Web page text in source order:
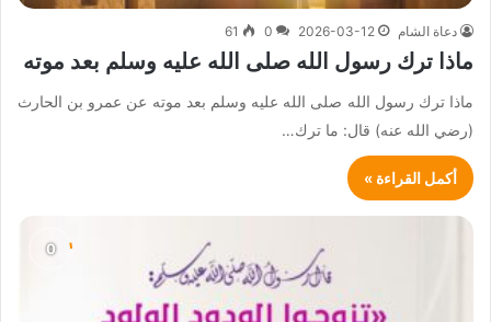
دعاة الشام 2026-03-12
0
61
ماذا ترك رسول الله صلى الله عليه وسلم بعد موته
ماذا ترك رسول الله صلى الله عليه وسلم بعد موته عن عمرو بن الحارث
(رضي الله عنه) قال: ما ترك…
أكمل القراءة »